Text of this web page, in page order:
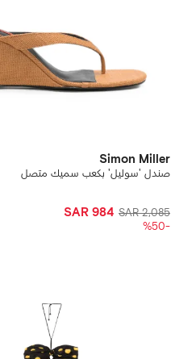
Simon Miller
صندل 'سوليل' بكعب سميك متصل
SAR 2,085
SAR 984
-%50